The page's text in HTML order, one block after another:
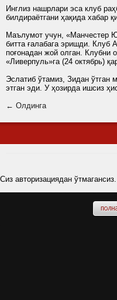
Инглиз нашрлари эса клуб
билдираётгани ҳақида хабар
Маълумот учун, «Манчестер
битта ғалабага эришди. Клуб
поғонадан жой олган. Клубни
«Ливерпуль»га (24 октябрь)
Эслатиб ўтамиз, Зидан ўтган
этган эди. У ҳозирда ишсиз
← Олдинга
Сиз авторизациядан